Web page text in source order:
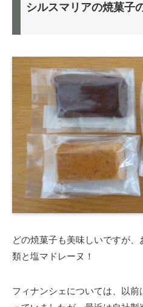
シルスマリアの焼菓子
どの焼菓子も美味しいですが
類と塩マドレーヌ！
フィナンシェについては、以